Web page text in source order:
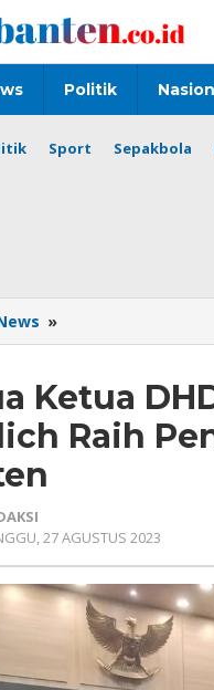
Politik
Sport Sepakbola
»
Ketua
Provinsi
Banten
H.Mas
Penghargaan
Gubernur
Banten
Ketua
Raih
27 AGUSTUS 2023